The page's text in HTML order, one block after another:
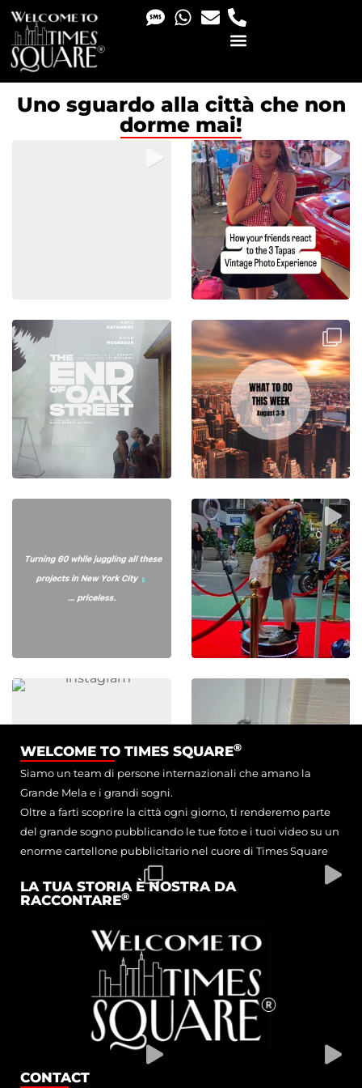
Uno sguardo alla città che non
dorme mai!
WELCOME TO TIMES SQUARE®
Siamo un team di persone internazionali che amano la
Grande Mela e i grandi sogni.
Oltre a farti scoprire la città ogni giorno, ti renderemo parte
del grande sogno pubblicando le tue foto e i tuoi video su un
enorme cartellone pubblicitario nel cuore di Times Square
LA TUA STORIA È NOSTRA DA
RACCONTARE®
CONTACT